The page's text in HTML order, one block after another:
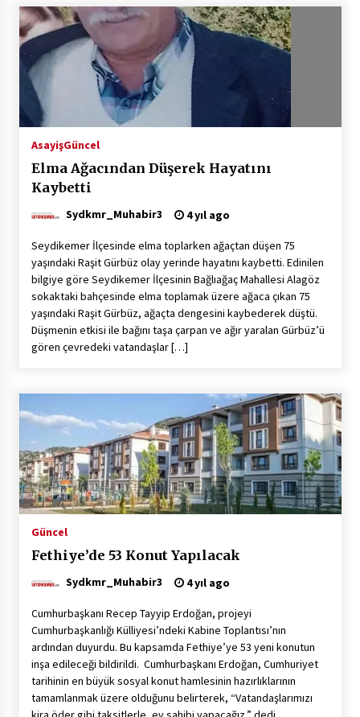
AsayişGüncel
Elma Ağacından Düşerek Hayatını
Kaybetti
Sydkmr_Muhabir3 4 yıl ago
Seydikemer İlçesinde elma toplarken ağaçtan düşen 75
yaşındaki Raşit Gürbüz olay yerinde hayatını kaybetti. Edinilen
bilgiye göre Seydikemer İlçesinin Bağlıağaç Mahallesi Alagöz
sokaktaki bahçesinde elma toplamak üzere ağaca çıkan 75
yaşındaki Raşit Gürbüz, ağaçta dengesini kaybederek düştü.
Düşmenin etkisi ile bağını taşa çarpan ve ağır yaralan Gürbüz’ü
gören çevredeki vatandaşlar […]
Güncel
Fethiye’de 53 Konut Yapılacak
Sydkmr_Muhabir3 4 yıl ago
Cumhurbaşkanı Recep Tayyip Erdoğan, projeyi
Cumhurbaşkanlığı Külliyesi’ndeki Kabine Toplantısı’nın
ardından duyurdu. Bu kapsamda Fethiye’ye 53 yeni konutun
inşa edileceği bildirildi. Cumhurbaşkanı Erdoğan, Cumhuriyet
tarihinin en büyük sosyal konut hamlesinin hazırlıklarının
tamamlanmak üzere olduğunu belirterek, “Vatandaşlarımızı